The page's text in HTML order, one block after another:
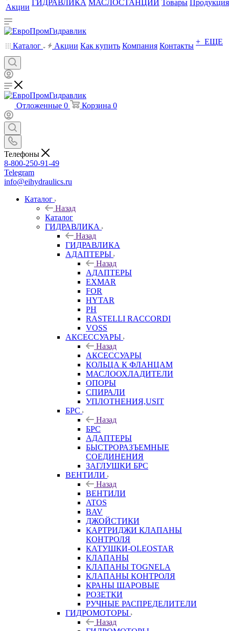
Акции
ГИДРАВЛИКА МАСЛОСТАНЦИИ Товары Продукция
Каталог Акции Как купить Компания Контакты + ЕЩЕ
Отложенные 0 Корзина 0
Телефоны
8-800-250-91-49
Telegram
info@eihydraulics.ru
Каталог
Назад
Каталог
ГИДРАВЛИКА
Назад
ГИДРАВЛИКА
АДАПТЕРЫ
Назад
АДАПТЕРЫ
EXMAR
FOR
HYTAR
PH
RASTELLI RACCORDI
VOSS
АКСЕССУАРЫ
Назад
АКСЕССУАРЫ
КОЛЬЦА К ФЛАНЦАМ
МАСЛООХЛАДИТЕЛИ
ОПОРЫ
СПИРАЛИ
УПЛОТНЕНИЯ,USIT
БРС
Назад
БРС
АДАПТЕРЫ
БЫСТРОРАЗЪЕМНЫЕ
СОЕДИНЕНИЯ
ЗАГЛУШКИ БРС
ВЕНТИЛИ
Назад
ВЕНТИЛИ
ATOS
BAV
ДЖОЙСТИКИ
КАРТРИДЖИ КЛАПАНЫ
КОНТРОЛЯ
КАТУШКИ-OLEOSTAR
КЛАПАНЫ
КЛАПАНЫ TOGNELA
КЛАПАНЫ КОНТРОЛЯ
КРАНЫ ШАРОВЫЕ
РОЗЕТКИ
РУЧНЫЕ РАСПРЕДЕЛИТЕЛИ
ГИДРОМОТОРЫ
Назад